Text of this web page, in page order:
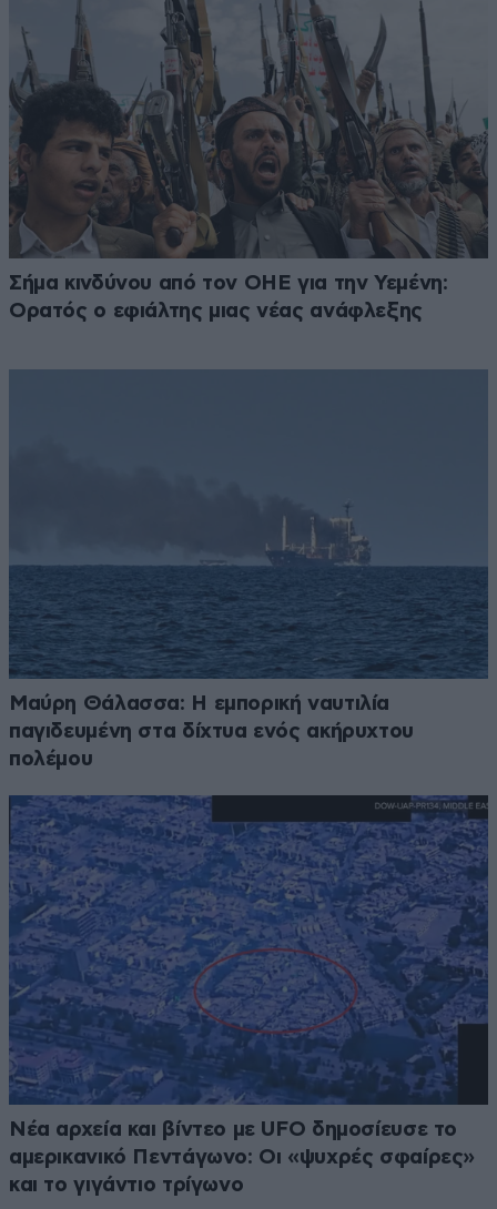
Σήμα κινδύνου από τον ΟΗΕ για την Υεμένη:
Ορατός ο εφιάλτης μιας νέας ανάφλεξης
Μαύρη Θάλασσα: Η εμπορική ναυτιλία
παγιδευμένη στα δίχτυα ενός ακήρυχτου
πολέμου
Νέα αρχεία και βίντεο με UFO δημοσίευσε το
αμερικανικό Πεντάγωνο: Οι «ψυχρές σφαίρες»
και το γιγάντιο τρίγωνο